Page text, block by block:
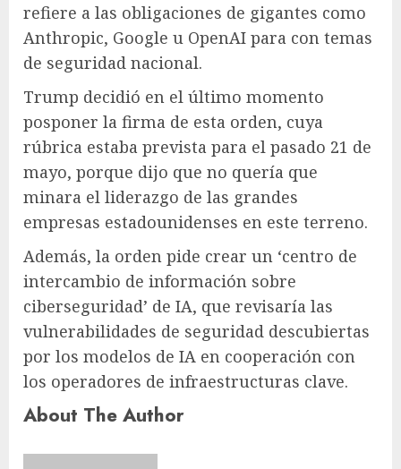
refiere a las obligaciones de gigantes como
Anthropic, Google u OpenAI para con temas
de seguridad nacional.
Trump decidió en el último momento
posponer la firma de esta orden, cuya
rúbrica estaba prevista para el pasado 21 de
mayo, porque dijo que no quería que
minara el liderazgo de las grandes
empresas estadounidenses en este terreno.
Además, la orden pide crear un ‘centro de
intercambio de información sobre
ciberseguridad’ de IA, que revisaría las
vulnerabilidades de seguridad descubiertas
por los modelos de IA en cooperación con
los operadores de infraestructuras clave.
About The Author